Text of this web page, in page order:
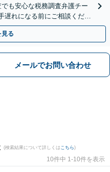
も安心な税務調査弁護チー
遅れになる前にご相談くださ
る
メールでお問い合わせ
(検索結果について詳しくは こちら)
10件中 1-10件を表示